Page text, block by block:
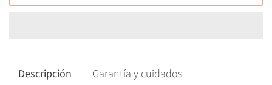
Descripción Garantía y cuidados